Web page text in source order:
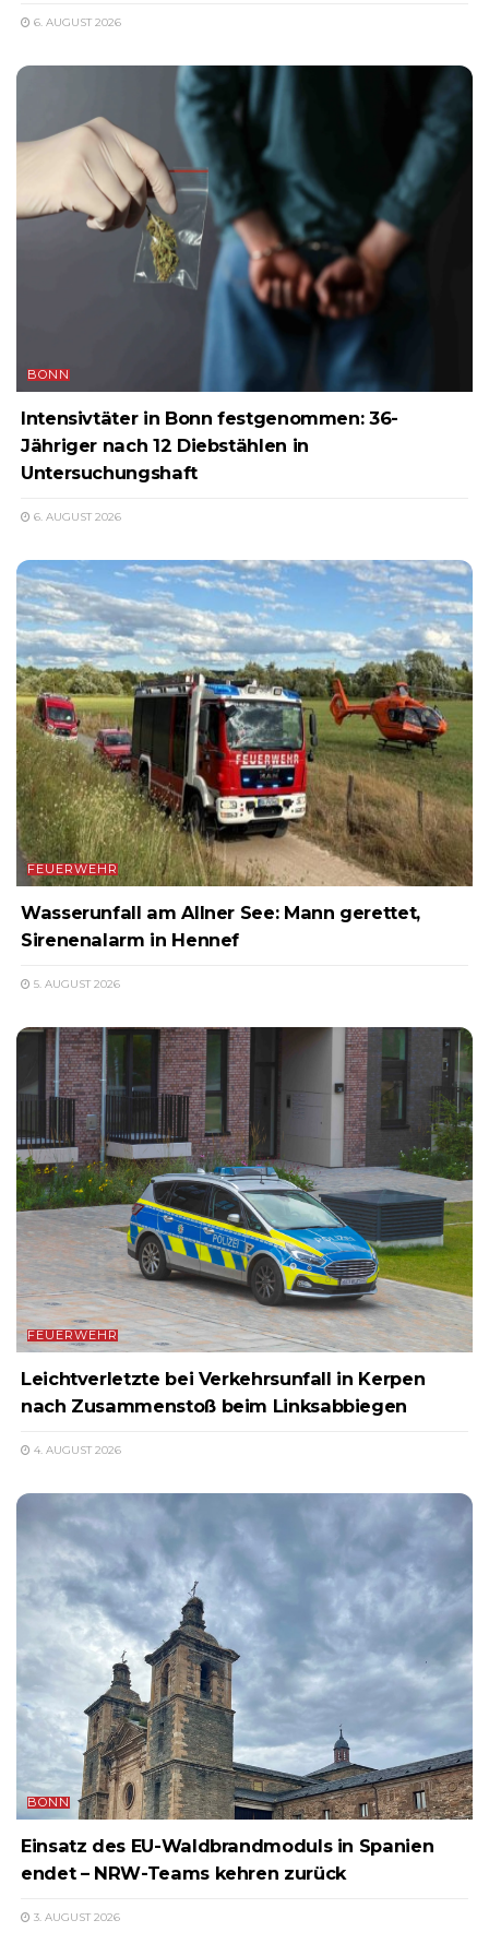
6. AUGUST 2026
BONN
Intensivtäter in Bonn festgenommen: 36-
Jähriger nach 12 Diebstählen in
Untersuchungshaft
6. AUGUST 2026
FEUERWEHR
Wasserunfall am Allner See: Mann gerettet,
Sirenenalarm in Hennef
5. AUGUST 2026
FEUERWEHR
Leichtverletzte bei Verkehrsunfall in Kerpen
nach Zusammenstoß beim Linksabbiegen
4. AUGUST 2026
BONN
Einsatz des EU-Waldbrandmoduls in Spanien
endet – NRW-Teams kehren zurück
3. AUGUST 2026